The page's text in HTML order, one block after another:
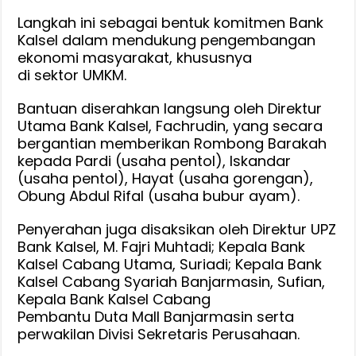
Langkah ini sebagai bentuk komitmen Bank
Kalsel dalam mendukung pengembangan
ekonomi masyarakat, khususnya
di sektor UMKM.
Bantuan diserahkan langsung oleh Direktur
Utama Bank Kalsel, Fachrudin, yang secara
bergantian memberikan Rombong Barakah
kepada Pardi (usaha pentol), Iskandar
(usaha pentol), Hayat (usaha gorengan),
Obung Abdul Rifal (usaha bubur ayam).
Penyerahan juga disaksikan oleh Direktur UPZ
Bank Kalsel, M. Fajri Muhtadi; Kepala Bank
Kalsel Cabang Utama, Suriadi; Kepala Bank
Kalsel Cabang Syariah Banjarmasin, Sufian,
Kepala Bank Kalsel Cabang
Pembantu Duta Mall Banjarmasin serta
perwakilan Divisi Sekretaris Perusahaan.